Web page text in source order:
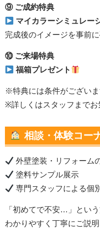
⑨ ご成約特典
マイカラーシミュレー
完成後のイメージを事前
⑩ ご来場特典
福箱プレゼント
※特典には条件がござい
※詳しくはスタッフまで
相談・体験コー
外壁塗装・リフォーム
塗料サンプル展示
専門スタッフによる個
「初めてで不安…」という
わかりやすく丁寧にご説